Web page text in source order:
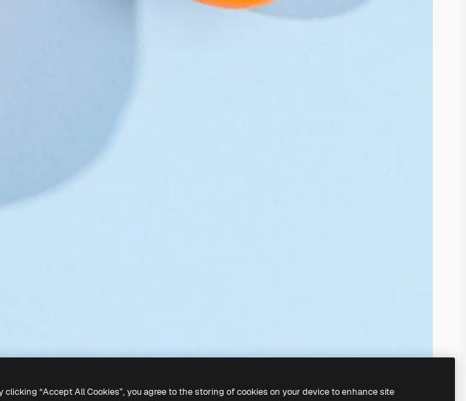
clicking “Accept All Cookies”, you agree to the storing of cookies on your device to enhance site